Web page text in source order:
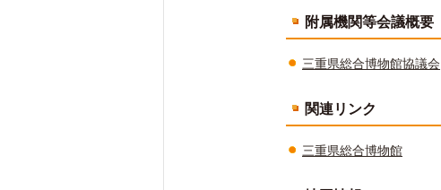
附属機関等会議概要
三重県総合博物館協議会
関連リンク
三重県総合博物館